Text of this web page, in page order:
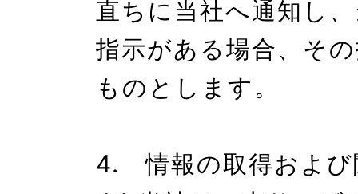
直ちに当社へ通知し
指示がある場合、そ
ものとします。
4.　情報の取得およ